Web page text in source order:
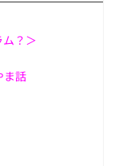
？＞
話